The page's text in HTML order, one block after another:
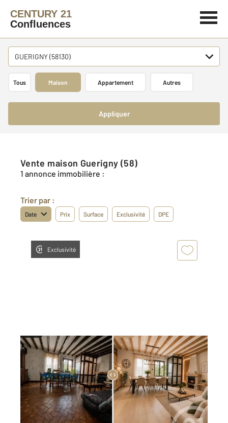
CENTURY 21
Confluences
GUERIGNY (58130)
Tous Maison Appartement Autres
Appliquer
Vente maison Guerigny (58)
1 annonce immobilière :
Trier par :
Date Prix Surface Exclusivité DPE
Exclusivité
GUERIGNY 58
116,40 m2, 6 pièces
Ref : 22814
Maison à vendre
89 000 €
Visiter le site dédié